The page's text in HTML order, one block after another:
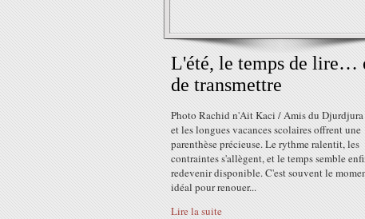
L'été, le temps de lire…
de transmettre
Photo Rachid n'Ait Kaci / Amis du
et les longues vacances scolaires offrent une
parenthèse précieuse. Le rythme ralentit, les
contraintes s'allègent, et le temps semble
redevenir disponible. C'est souvent le
idéal pour renouer...
Lire la suite